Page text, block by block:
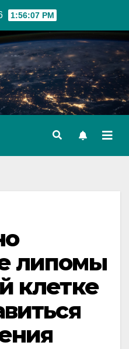
1:56:08 PM
липомы
клетке